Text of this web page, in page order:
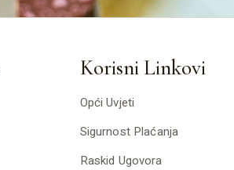
Korisni Linkovi
Opći Uvjeti
Sigurnost Plaćanja
Raskid Ugovora